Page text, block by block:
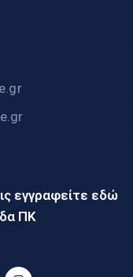
εγγραφείτε εδώ
ΠΚ